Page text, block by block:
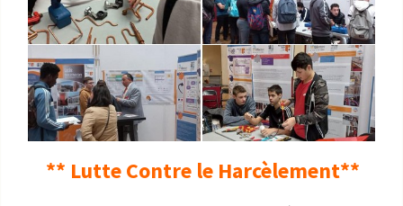
** Lutte Contre le Harcèlement**